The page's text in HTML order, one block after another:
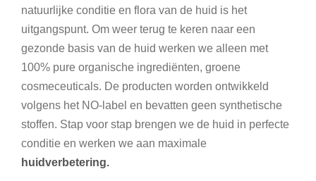
natuurlijke conditie en flora van de huid is het
uitgangspunt. Om weer terug te keren naar een
gezonde basis van de huid werken we alleen met
100% pure organische ingrediënten, groene
cosmeceuticals. De producten worden ontwikkeld
volgens het NO-label en bevatten geen synthetische
stoffen. Stap voor stap brengen we de huid in perfecte
conditie en werken we aan maximale
huidverbetering.